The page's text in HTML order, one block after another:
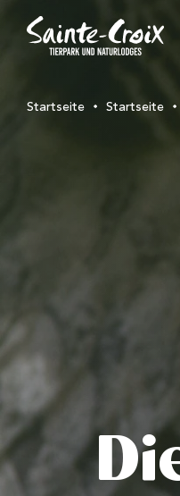
Startseite Startseite